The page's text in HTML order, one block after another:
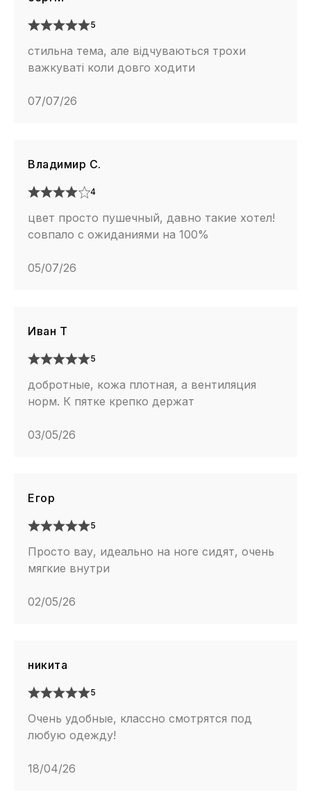
5
стильна тема, але відчуваються трохи
важкуваті коли довго ходити
07/07/26
Владимир С.
4
цвет просто пушечный, давно такие хотел!
совпало с ожиданиями на 100%
05/07/26
Иван Т
5
добротные, кожа плотная, а вентиляция
норм. К пятке крепко держат
03/05/26
Егор
5
Просто вау, идеально на ноге сидят, очень
мягкие внутри
02/05/26
никита
5
Очень удобные, классно смотрятся под
любую одежду!
18/04/26